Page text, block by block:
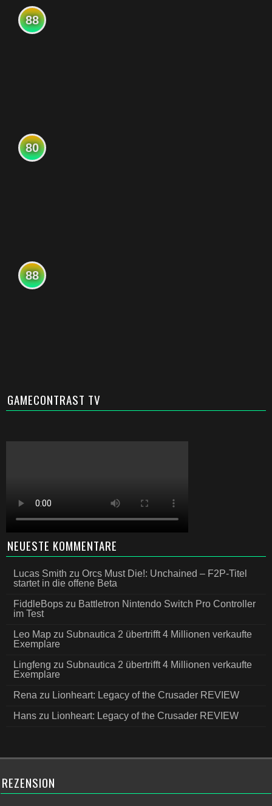
88
80
88
GAMECONTRAST TV
NEUESTE KOMMENTARE
Lucas Smith zu Orcs Must Die!: Unchained – F2P-Titel
startet in die offene Beta
FiddleBops zu Battletron Nintendo Switch Pro Controller
im Test
Leo Map zu Subnautica 2 übertrifft 4 Millionen verkaufte
Exemplare
Lingfeng zu Subnautica 2 übertrifft 4 Millionen verkaufte
Exemplare
Rena zu Lionheart: Legacy of the Crusader REVIEW
Hans zu Lionheart: Legacy of the Crusader REVIEW
REZENSION